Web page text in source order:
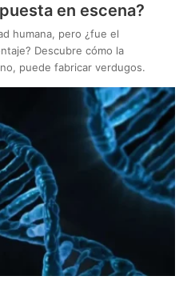
en escena?
humana, pero ¿fue el
Descubre cómo la
puede fabricar verdugos.